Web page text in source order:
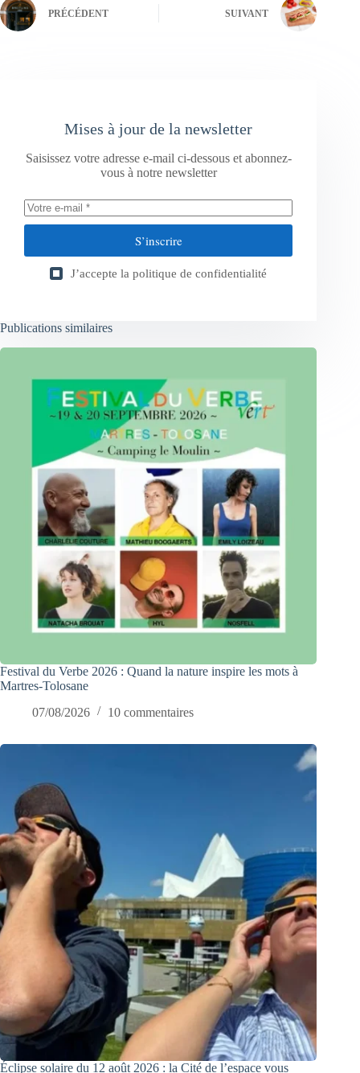
PRÉCÉDENT SUIVANT
Mises à jour de la newsletter
Saisissez votre adresse e-mail ci-dessous et abonnez-
vous à notre newsletter
S’inscrire
J’accepte la politique de confidentialité
Publications similaires
Festival du Verbe 2026 : Quand la nature inspire les mots à
Martres-Tolosane
07/08/2026
10 commentaires
Éclipse solaire du 12 août 2026 : la Cité de l’espace vous